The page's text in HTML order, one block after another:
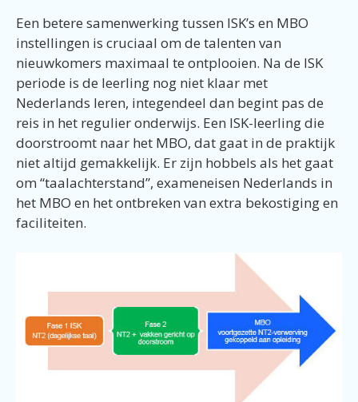
Een betere samenwerking tussen ISK’s en MBO
instellingen is cruciaal om de talenten van
nieuwkomers maximaal te ontplooien. Na de ISK
periode is de leerling nog niet klaar met
Nederlands leren, integendeel dan begint pas de
reis in het regulier onderwijs. Een ISK-leerling die
doorstroomt naar het MBO, dat gaat in de praktijk
niet altijd gemakkelijk. Er zijn hobbels als het gaat
om “taalachterstand”, exameneisen Nederlands in
het MBO en het ontbreken van extra bekostiging en
faciliteiten.